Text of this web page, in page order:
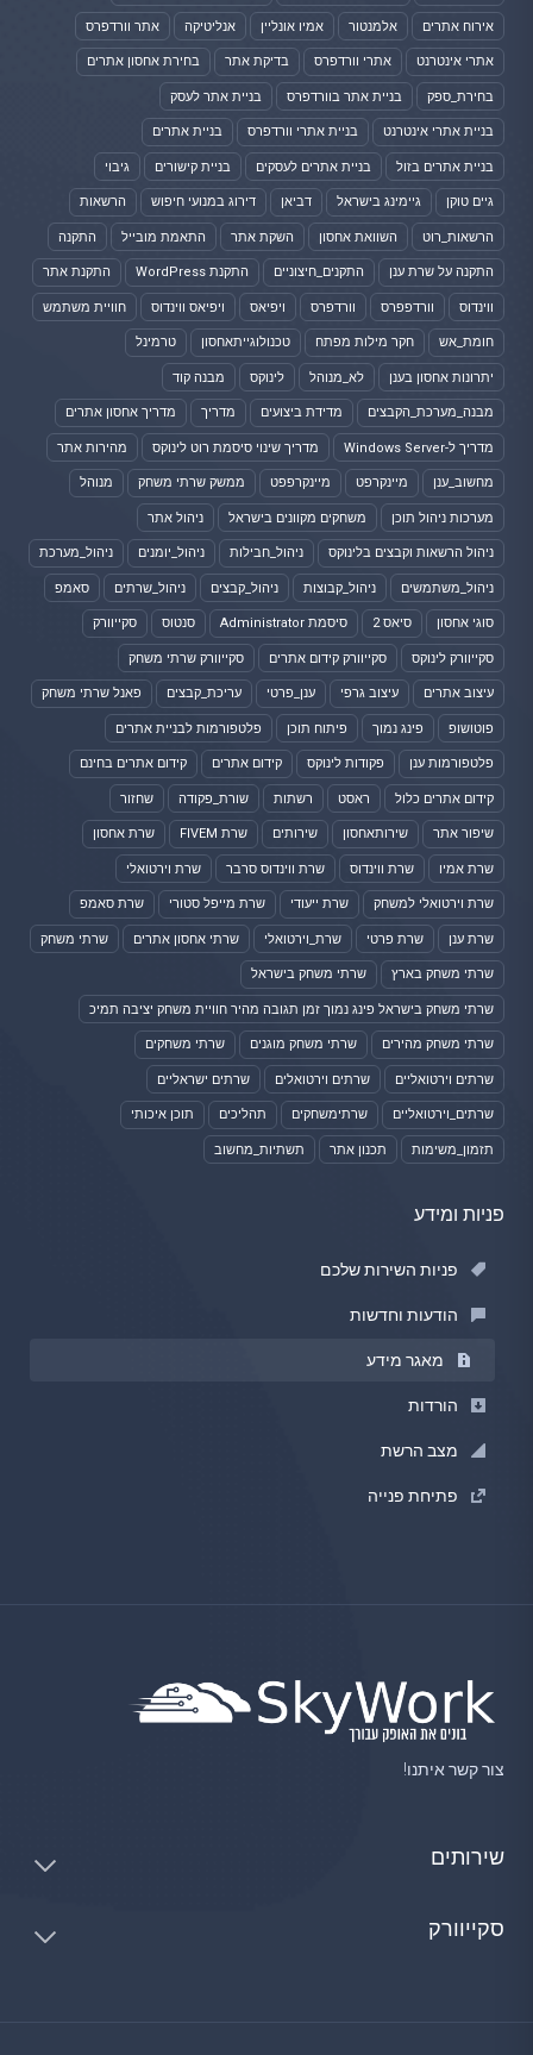
אירוח אתרים אלמנטור אמיו אונליין אנליטיקה אתר וורדפרס
אתרי אינטרנט אתרי וורדפרס בדיקת אתר בחירת אחסון אתרים
בחירת_ספק בניית אתר בוורדפרס בניית אתר לעסק
בניית אתרי אינטרנט בניית אתרי וורדפרס בניית אתרים
בניית אתרים בזול בניית אתרים לעסקים בניית קישורים גיבוי
גיים טוקן גיימינג בישראל דביאן דירוג במנועי חיפוש הרשאות
הרשאות_רוט השוואת אחסון השקת אתר התאמת מובייל התקנה
התקנה על שרת ענן התקנים_חיצוניים התקנת WordPress התקנת אתר
ווינדוס וורדפפרס וורדפרס ויפיאס ויפיאס ווינדוס חוויית משתמש
חומת_אש חקר מילות מפתח טכנולוגייתאחסון טרמינל
יתרונות אחסון בענן לא_מנוהל לינוקס מבנה קוד
מבנה_מערכת_הקבצים מדידת ביצועים מדריך מדריך אחסון אתרים
מדריך ל-Windows Server מדריך שינוי סיסמת רוט לינוקס מהירות אתר
מחשוב_ענן מיינקרפט מיינקרפפט ממשק שרתי משחק מנוהל
מערכות ניהול תוכן משחקים מקוונים בישראל ניהול אתר
ניהול הרשאות וקבצים בלינוקס ניהול_חבילות ניהול_יומנים ניהול_מערכת
ניהול_משתמשים ניהול_קבוצות ניהול_קבצים ניהול_שרתים סאמפ
סוגי אחסון סיאס 2 סיסמת Administrator סנטוס סקייוורק
סקייוורק לינוקס סקייוורק קידום אתרים סקייוורק שרתי משחק
עיצוב אתרים עיצוב גרפי ענן_פרטי עריכת_קבצים פאנל שרתי משחק
פוטושופ פינג נמוך פיתוח תוכן פלטפורמות לבניית אתרים
פלטפורמות ענן פקודות לינוקס קידום אתרים קידום אתרים בחינם
קידום אתרים כלול ראסט רשתות שורת_פקודה שחזור
שיפור אתר שירותאחסון שירותים שרת FIVEM שרת אחסון
שרת אמיו שרת ווינדוס שרת ווינדוס סרבר שרת וירטואלי
שרת וירטואלי למשחק שרת ייעודי שרת מייפל סטורי שרת סאמפ
שרת ענן שרת פרטי שרת_וירטואלי שרתי אחסון אתרים שרתי משחק
שרתי משחק בארץ שרתי משחק בישראל
שרתי משחק בישראל פינג נמוך זמן תגובה מהיר חוויית משחק יציבה תמיכ
שרתי משחק מהירים שרתי משחק מוגנים שרתי משחקים
שרתים וירטואליים שרתים וירטואלים שרתים ישראליים
שרתים_וירטואליים שרתימשחקים תהליכים תוכן איכותי
תזמון_משימות תכנון אתר תשתיות_מחשוב
פניות ומידע
פניות השירות שלכם
הודעות וחדשות
מאגר מידע
הורדות
מצב הרשת
פתיחת פנייה
צור קשר איתנו!
שירותים
סקייוורק